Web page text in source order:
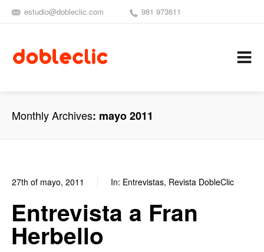
estudio@dobleclic.com 981 973611
Monthly Archives mayo 2011
27th of mayo, 2011 In: Entrevistas, Revista DobleClic
Entrevista a Fran
Herbello